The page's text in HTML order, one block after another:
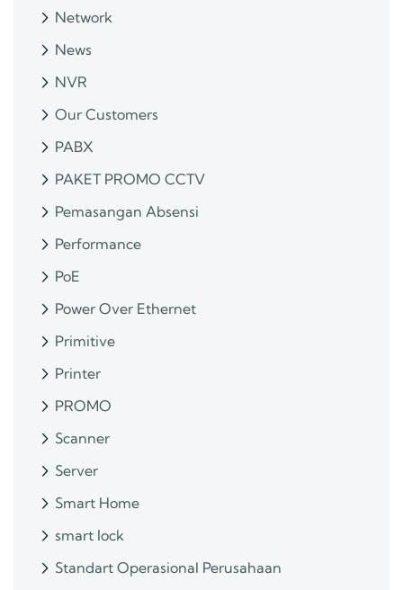
Network
News
NVR
Our Customers
PABX
PAKET PROMO CCTV
Pemasangan Absensi
Performance
PoE
Power Over Ethernet
Primitive
Printer
PROMO
Scanner
Server
Smart Home
smart lock
Standart Operasional Perusahaan